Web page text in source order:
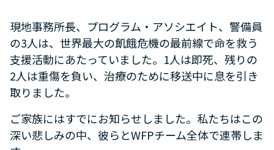
現地事務所長、プログラム・アソシエイト、警備員
の3人は、世界最大の飢餓危機の最前線で命を救う
支援活動にあたっていました。 1人は即死、残りの
2人は重傷を負い、治療のために移送中に息を引き
取りました。
ご家族にはすでにお知らせしました。私たちはこの
深い悲しみの中、彼らとWFPチーム全体で連帯しま